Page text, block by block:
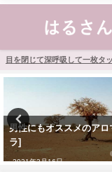
目を閉じて深呼吸して一枚タ
雨の日が少し憂鬱なあな
ロマ
2021年3月13日